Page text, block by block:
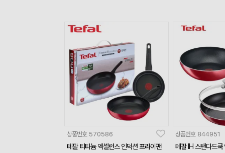
상품번호 570586
테팔 티타늄 엑셀런스 인덕션 프라이팬
상품번호 844951
테팔 IH 스탠다드쿡